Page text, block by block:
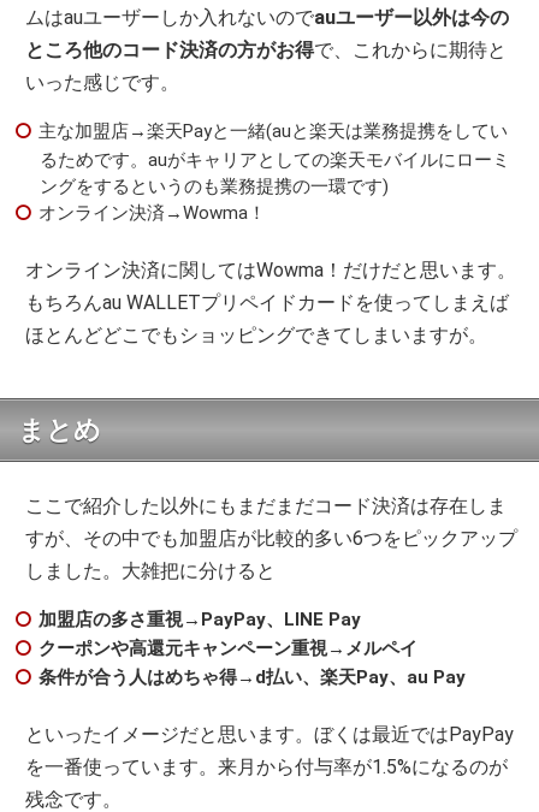
ムはauユーザーしか入れないのでauユーザー以外は今の
ところ他のコード決済の方がお得で、これからに期待と
いった感じです。
主な加盟店→楽天Payと一緒(auと楽天は業務提携をしてい
るためです。auがキャリアとしての楽天モバイルにローミ
ングをするというのも業務提携の一環です)
オンライン決済→Wowma！
オンライン決済に関してはWowma！だけだと思います。
もちろんau WALLETプリペイドカードを使ってしまえば
ほとんどどこでもショッピングできてしまいますが。
まとめ
ここで紹介した以外にもまだまだコード決済は存在しま
すが、その中でも加盟店が比較的多い6つをピックアップ
しました。大雑把に分けると
加盟店の多さ重視→PayPay、LINE Pay
クーポンや高還元キャンペーン重視→メルペイ
条件が合う人はめちゃ得→d払い、楽天Pay、au Pay
といったイメージだと思います。ぼくは最近ではPayPay
を一番使っています。来月から付与率が1.5%になるのが
残念です。